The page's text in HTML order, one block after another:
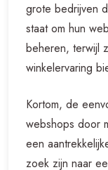
grote bedrijven
staat om hun
beheren, terwijl
winkelervaring
Kortom, de
webshops door
een
zoek zijn naar